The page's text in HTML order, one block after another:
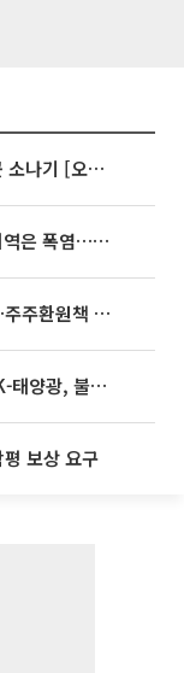
35도 안팎 무더위 이어져…전국 곳곳 소나기 [오늘 날씨]
동해안은 시간당 80㎜ 폭우, 그 외 지역은 폭염…‘극과 극 날씨’
SK하이닉스, 분기배당 375원 확정…주주환원책 9월로 앞당겨 발표
美 ‘232조 하이브리드 제재’ 임박…K-태양광, 불확실성 털고 날개 다나
보상 요구